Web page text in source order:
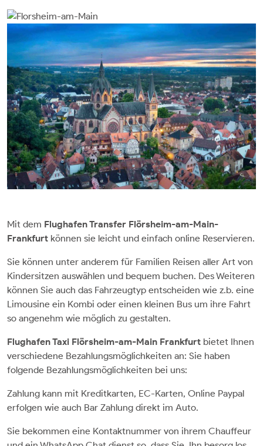
Mit dem Flughafen Transfer Flörsheim-am-Main-
Frankfurt können sie leicht und einfach online Reservieren.
Sie können unter anderem für Familien Reisen aller Art von
Kindersitzen auswählen und bequem buchen. Des Weiteren
können Sie auch das Fahrzeugtyp entscheiden wie z.b. eine
Limousine ein Kombi oder einen kleinen Bus um ihre Fahrt
so angenehm wie möglich zu gestalten.
Flughafen Taxi Flörsheim-am-Main Frankfurt bietet Ihnen
verschiedene Bezahlungsmöglichkeiten an: Sie haben
folgende Bezahlungsmöglichkeiten bei uns:
Zahlung kann mit Kreditkarten, EC-Karten, Online Paypal
erfolgen wie auch Bar Zahlung direkt im Auto.
Sie bekommen eine Kontaktnummer von ihrem Chauffeur